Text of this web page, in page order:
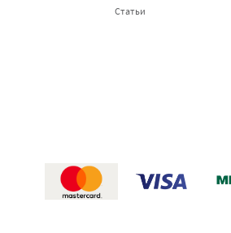
Статьи